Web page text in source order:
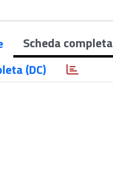
Scheda completa
(DC)